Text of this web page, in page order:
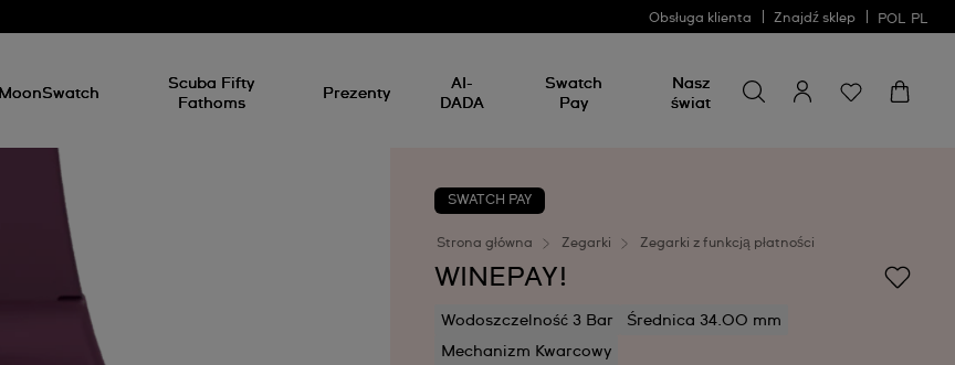
Obsługa klienta Znajdź sklep POL PL
MoonSwatch
Scuba Fifty
Fathoms
Prezenty
AI-
DADA
Swatch
Pay
Nasz
świat
coś
SWATCH PAY
Strona główna Zegarki Zegarki z funkcją płatności
WINEPAY!
Wodoszczelność 3 Bar
Średnica 34.00 mm
Mechanizm Kwarcowy